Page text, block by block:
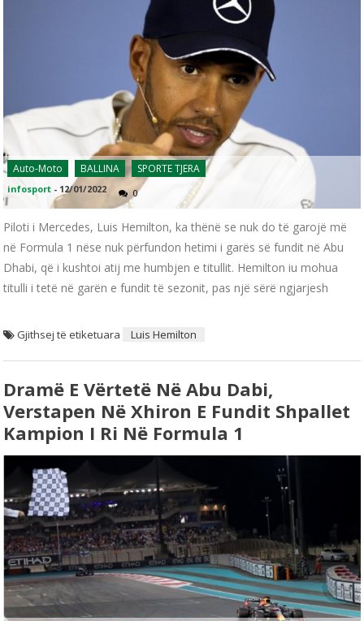
Auto-Moto BALLINA SPORTE TJERA
infosport - 12/01/2022 0
Piloti i Mercedes, Luis Hemilton, ka thënë se nuk do të garojë më
në Formula 1 nëse nuk përfundon hetimi i garës së fundit në Abu
Dhabi, që i kushtoi atij me humbjen e titullit. Hemilton iu mohua
titulli i tetë në garën e fundit të sezonit, pas një sërë ngjarjesh
Gjithsej të etiketuara Luis Hemilton
Dramë E Vërtetë Në Abu Dabi,
Verstapen Në Xhiron E Fundit Shpallet
Kampion I Ri Në Formula 1